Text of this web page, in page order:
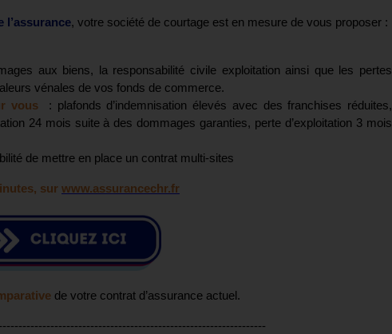
l’assurance, votre société de courtage est en mesure de vous proposer :
aux biens, la responsabilité civile exploitation ainsi que les pertes
vénales de vos fonds de commerce.
vous : plafonds d’indemnisation élevés avec des franchises réduites,
24 mois suite à des dommages garanties, perte d’exploitation 3 mois
de mettre en place un contrat multi-sites
sur www.assurancechr.fr
de votre contrat d’assurance actuel.